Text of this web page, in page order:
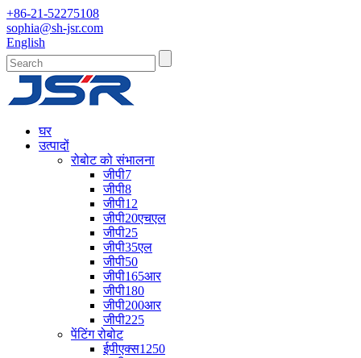
+86-21-52275108
sophia@sh-jsr.com
English
घर
उत्पादों
रोबोट को संभालना
जीपी7
जीपी8
जीपी12
जीपी20एचएल
जीपी25
जीपी35एल
जीपी50
जीपी165आर
जीपी180
जीपी200आर
जीपी225
पेंटिंग रोबोट
ईपीएक्स1250